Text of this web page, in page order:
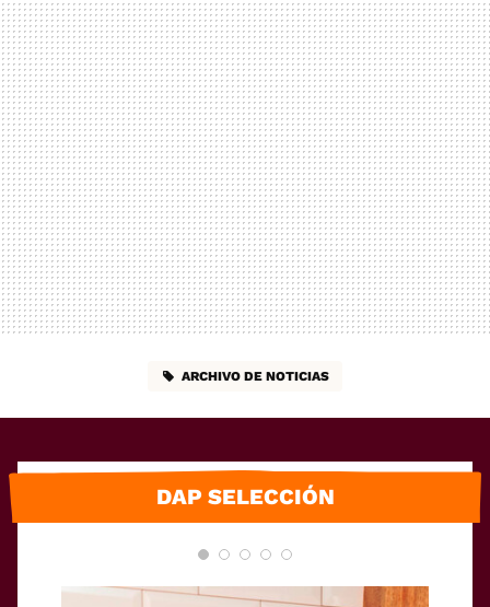
ARCHIVO DE NOTICIAS
DAP SELECCIÓN